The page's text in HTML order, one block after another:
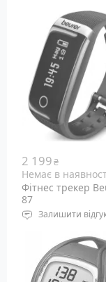
Живлення:
батарейка типу
на 3 Вольт
Вага: 27 грам
2 199₴
Немає в
Фітнес трекер
87
Залишити
Розмір зап'ястя:
19.5см
GPS приймач: Ні